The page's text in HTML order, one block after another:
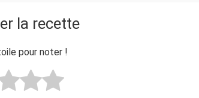
la recette
pour noter !